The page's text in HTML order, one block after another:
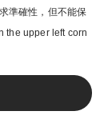
準確性，但不能保
the upper left corn